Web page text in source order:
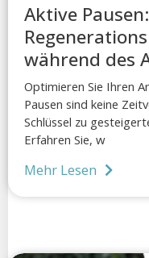
Aktive
während des
Optimieren Sie Ihren
Pausen sind keine
Schlüssel zu
Erfahren Sie, w
Mehr Lesen